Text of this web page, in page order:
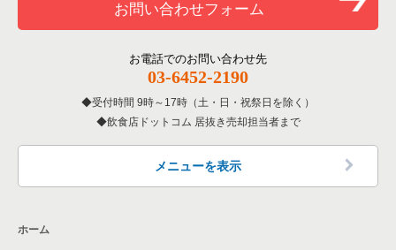
お問い合わせフォーム
お電話でのお問い合わせ先
03-6452-2190
受付時間 9時～17時（土・日・祝祭日を除く）
飲食店ドットコム 居抜き売却担当者まで
メニューを表示
ホーム